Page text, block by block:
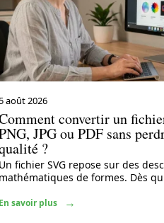
août 2026
convertir un
JPG ou PDF sans
?
Un fichier SVG repose sur des
mathématiques de formes. Dès
En savoir plus